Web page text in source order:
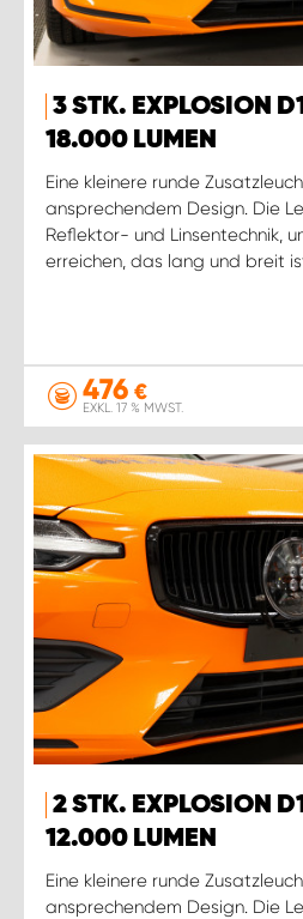
3 STK. EXPLOSION
18.000 LUMEN
Eine kleinere runde
ansprechendem Design. Die
Reflektor- und Linsentechnik,
erreichen, das lang und breit
476 €
EXKL. 17 % MWST.
2 STK. EXPLOSION
12.000 LUMEN
Eine kleinere runde
ansprechendem Design. Die